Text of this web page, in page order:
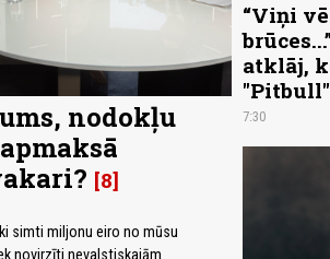
nodokļu
8
simti miljonu eiro no mūsu
“Viņi
atklāj,
7:30